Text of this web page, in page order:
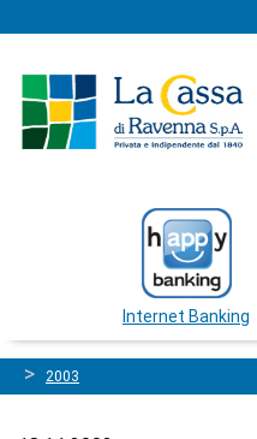
Internet Banking
2003